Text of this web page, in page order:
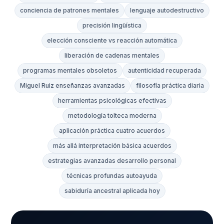
conciencia de patrones mentales
lenguaje autodestructivo
precisión lingüística
elección consciente vs reacción automática
liberación de cadenas mentales
programas mentales obsoletos
autenticidad recuperada
Miguel Ruiz enseñanzas avanzadas
filosofía práctica diaria
herramientas psicológicas efectivas
metodología tolteca moderna
aplicación práctica cuatro acuerdos
más allá interpretación básica acuerdos
estrategias avanzadas desarrollo personal
técnicas profundas autoayuda
sabiduría ancestral aplicada hoy